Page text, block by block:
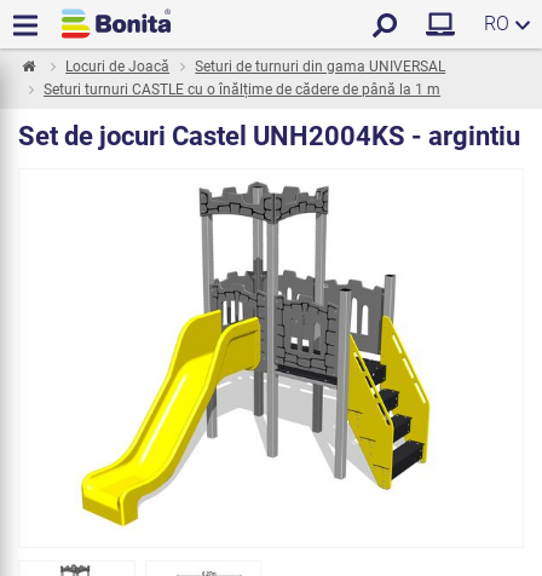
RO
Locuri de Joacă
Seturi de turnuri din gama UNIVERSAL
Seturi turnuri CASTLE cu o înălțime de cădere de până la 1 m
Set de jocuri Castel UNH2004KS - argintiu